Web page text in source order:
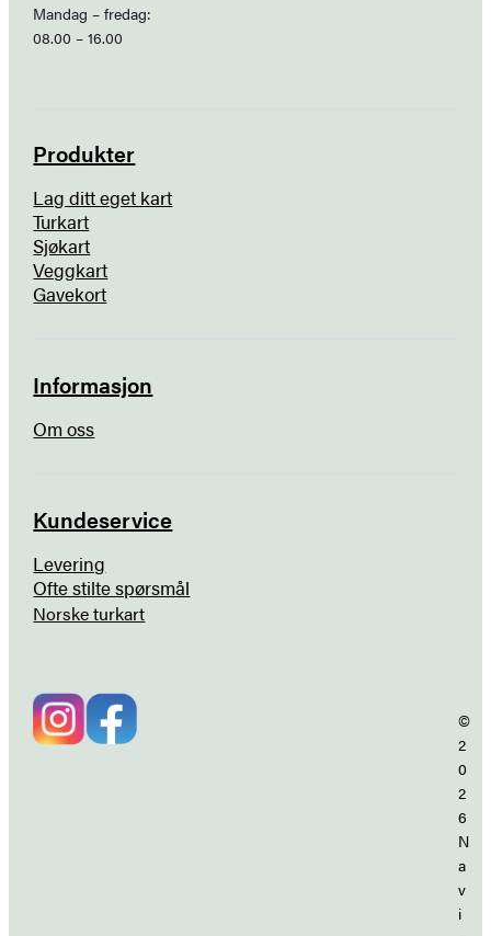
Mandag – fredag:
08.00 – 16.00
Produkter
Lag ditt eget kart
Turkart
Sjøkart
Veggkart
Gavekort
Informasjon
Om oss
Kundeservice
Levering
Ofte stilte spørsmål
Norske turkart
©
2
0
2
6
N
a
v
i